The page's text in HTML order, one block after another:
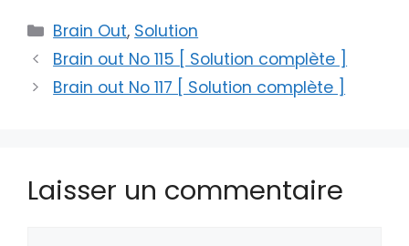
Catégories
Brain Out, Solution
Brain out No 115 [ Solution complète ]
Brain out No 117 [ Solution complète ]
Laisser un commentaire